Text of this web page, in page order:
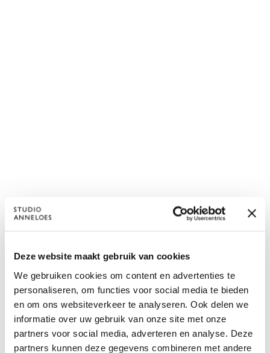
Deze website maakt gebruik van cookies
We gebruiken cookies om content en advertenties te
personaliseren, om functies voor social media te bieden
en om ons websiteverkeer te analyseren. Ook delen we
informatie over uw gebruik van onze site met onze
partners voor social media, adverteren en analyse. Deze
partners kunnen deze gegevens combineren met andere